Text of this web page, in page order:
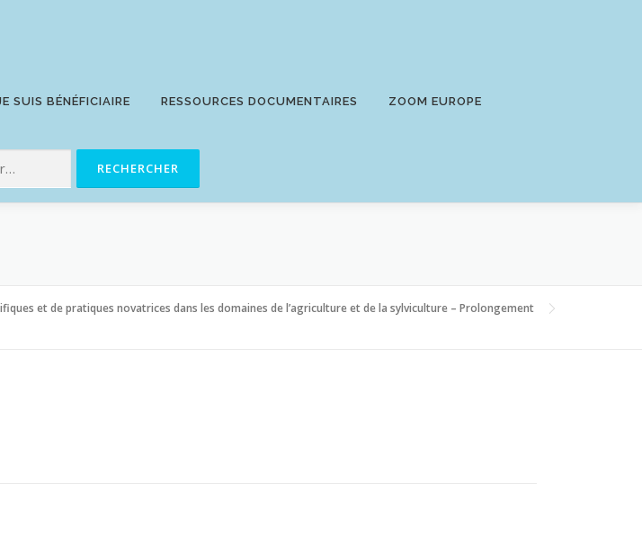
SUIS BÉNÉFICIAIRE RESSOURCES DOCUMENTAIRES ZOOM EUROPE
et de pratiques novatrices dans les domaines de l’agriculture et de la sylviculture – Prolongement